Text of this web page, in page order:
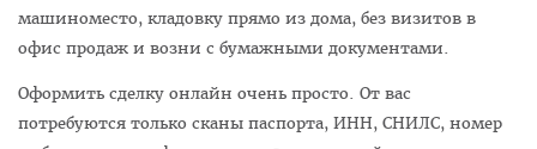
машиноместо, кладовку прямо из дома, без визитов в
офис продаж и возни с бумажными документами.
Оформить сделку онлайн очень просто. От вас
потребуются только сканы паспорта, ИНН, СНИЛС, номер